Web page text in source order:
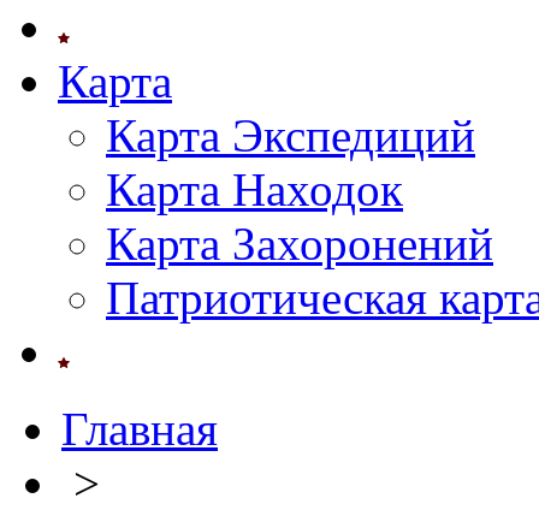
Карта
Карта Экспедиций
Карта Находок
Карта Захоронений
Патриотическая
Главная
>